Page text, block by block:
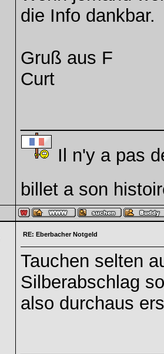
die Info dankbar.
Gruß aus F
Curt
Il n'y a pas
billet a son
RE: Eberbacher Notgeld
Tauchen selten
Silberabschlag
also durchaus